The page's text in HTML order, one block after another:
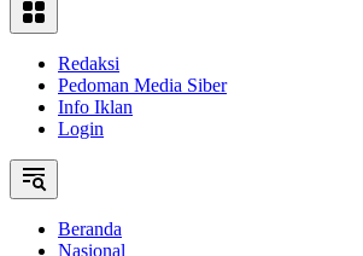
Redaksi
Pedoman Media Siber
Info Iklan
Login
Beranda
Nasional